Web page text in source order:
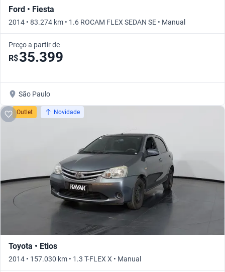
Ford • Fiesta
2014 • 83.274 km • 1.6 ROCAM FLEX SEDAN SE • Manual
Preço a partir de
R$35.399
São Paulo
Outlet Novidade
Toyota • Etios
2014 • 157.030 km • 1.3 T-FLEX X • Manual